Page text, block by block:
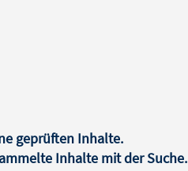
geprüften Inhalte.
Inhalte mit der Suche.